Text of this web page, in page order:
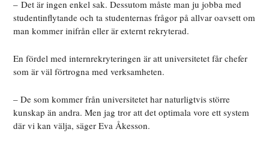
– Det är ingen enkel sak. Dessutom måste man ju jobba med
studentinflytande och ta studenternas frågor på allvar oavsett om
man kommer inifrån eller är externt rekryterad.
En fördel med internrekryteringen är att universitetet får chefer
som är väl förtrogna med verksamheten.
– De som kommer från universitetet har naturligtvis större
kunskap än andra. Men jag tror att det optimala vore ett system
där vi kan välja, säger Eva Åkesson.